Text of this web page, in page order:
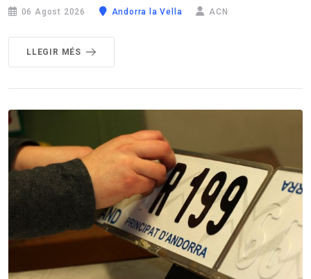
06 Agost 2026 Andorra la Vella ACN
LLEGIR MÉS